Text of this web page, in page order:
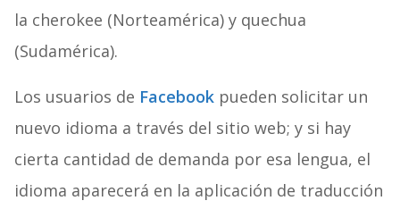
la cherokee (Norteamérica) y quechua
(Sudamérica).
Los usuarios de Facebookpueden solicitar un
nuevo idioma a través del sitio web; y si hay
cierta cantidad de demanda por esa lengua, el
idioma aparecerá en la aplicación de traducción